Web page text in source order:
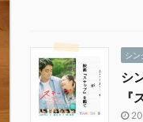
シン
シ
『